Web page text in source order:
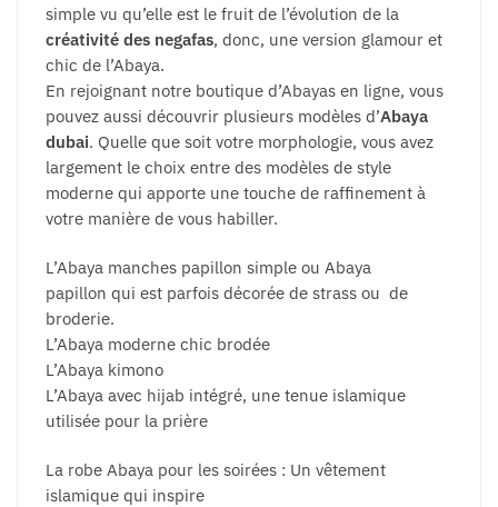
simple vu qu’elle est le fruit de l’évolution de la
créativité des negafas, donc, une version glamour et
chic de l’Abaya.
En rejoignant notre boutique d’Abayas en ligne, vous
pouvez aussi découvrir plusieurs modèles d’Abaya
dubai. Quelle que soit votre morphologie, vous avez
largement le choix entre des modèles de style
moderne qui apporte une touche de raffinement à
votre manière de vous habiller.
L’Abaya manches papillon simple ou Abaya
papillon qui est parfois décorée de strass ou de
broderie.
L’Abaya moderne chic brodée
L’Abaya kimono
L’Abaya avec hijab intégré, une tenue islamique
utilisée pour la prière
La robe Abaya pour les soirées : Un vêtement
islamique qui inspire